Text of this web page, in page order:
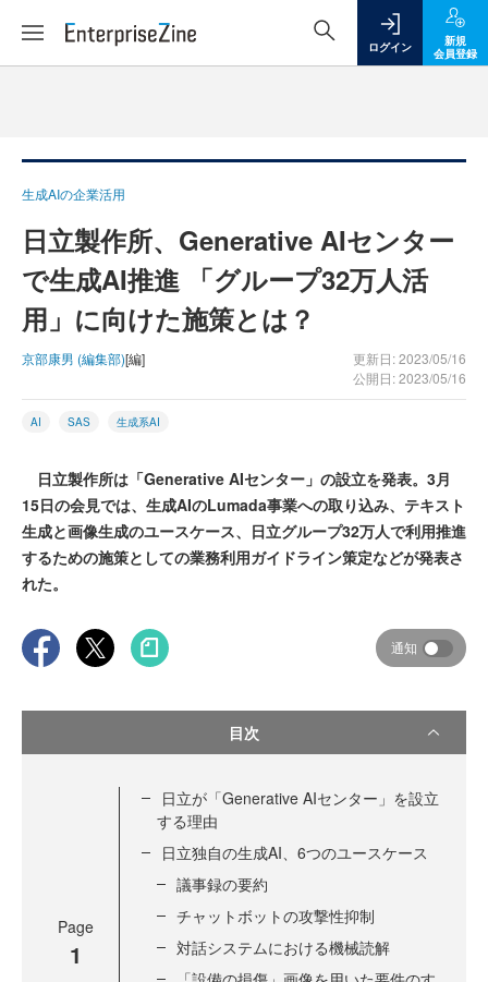
ログイン
新規
会員登録
生成AIの企業活用
日立製作所、Generative AIセンター
で生成AI推進 「グループ32万人活
用」に向けた施策とは？
京部康男 (編集部)[編]
更新日: 2023/05/16
公開日: 2023/05/16
AI SAS 生成系AI
日立製作所は「Generative AIセンター」の設立を発表。3月
15日の会見では、生成AIのLumada事業への取り込み、テキスト
生成と画像生成のユースケース、日立グループ32万人で利用推進
するための施策としての業務利用ガイドライン策定などが発表さ
れた。
通知
目次
Page
1
日立が「Generative AIセンター」を設立
する理由
日立独自の生成AI、6つのユースケース
議事録の要約
チャットボットの攻撃性抑制
対話システムにおける機械読解